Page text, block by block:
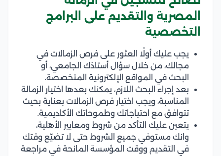
المصرية والتقديم على البرامج
التخصصية
يجب عليك أولًا العثور على فرص الزمالات في
مجالك، من خلال سؤال أستاذك الجامعي، أو
البحث في المواقع الإلكترونية المتخصصة.
بعد إجراء البحث اللازم، يمكنك بعدها اختيار الزمالة
المناسبة، ويجب اختيار فرص الزمالات بعناية بحيث
تتوافق مع احتياجاتك وطموحاتك الأكاديمية.
يتعين عليك التأكد من شروط ومعايير الأهلية،
وانك مستوفي جميع الشروط حتى لا تضيّع وقتك
في التقديم ووقت المؤسسة المانحة في مراجعة